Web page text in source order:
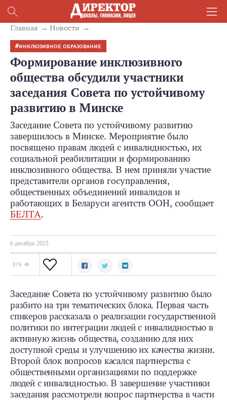
Главная Новости
ИНКЛЮЗИВНОЕ ОБРАЗОВАНИЕ
Формирование инклюзивного
общества обсудили участники
заседания Совета по устойчивому
развитию в Минске
Заседание Совета по устойчивому развитию
завершилось в Минске. Мероприятие было
посвящено правам людей с инвалидностью, их
социальной реабилитации и формированию
инклюзивного общества. В нем приняли участие
представители органов госуправления,
общественных объединений инвалидов и
работающих в Беларуси агентств ООН, сообщает
БЕЛТА.
6 декабря 2023
876
Заседание Совета по устойчивому развитию было
разбито на три тематических блока. Первая часть
спикеров рассказала о реализации государственной
политики по интеграции людей с инвалидностью в
активную жизнь общества, созданию для них
доступной среды и улучшению их качества жизни.
Второй блок вопросов касался партнерства с
общественными организациями по поддержке
людей с инвалидностью. В завершение участники
заседания рассмотрели вопрос партнерства в части